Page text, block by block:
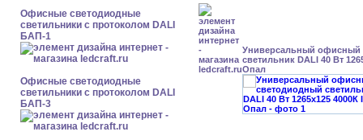
Офисные светодиодные
светильники с протоколом DALI
БАП-1
Офисные светодиодные
светильники с протоколом DALI
БАП-3
Универсальный офисный
светильник DALI 40 Вт
Опал